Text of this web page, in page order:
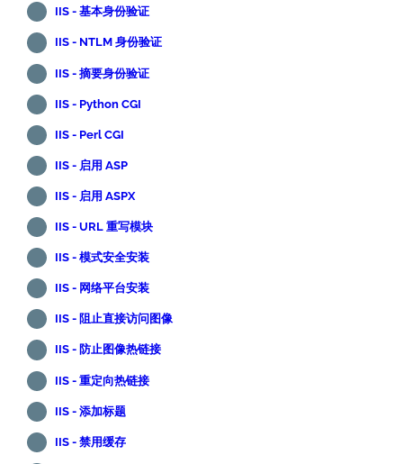
IIS - 基本身份验证
IIS - NTLM 身份验证
IIS - 摘要身份验证
IIS - Python CGI
IIS - Perl CGI
IIS - 启用 ASP
IIS - 启用 ASPX
IIS - URL 重写模块
IIS - 模式安全安装
IIS - 网络平台安装
IIS - 阻止直接访问图像
IIS - 防止图像热链接
IIS - 重定向热链接
IIS - 添加标题
IIS - 禁用缓存